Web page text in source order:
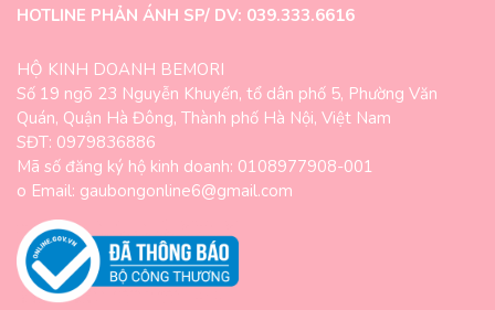
HOTLINE PHẢN ÁNH SP/ DV: 039.333.6616
HỘ KINH DOANH BEMORI
Số 19 ngõ 23 Nguyễn Khuyến, tổ dân phố 5, Phường Văn
Quán, Quận Hà Đông, Thành phố Hà Nội, Việt Nam
SĐT: 0979836886
Mã số đăng ký hộ kinh doanh: 0108977908-001
o Email: gaubongonline6@gmail.com